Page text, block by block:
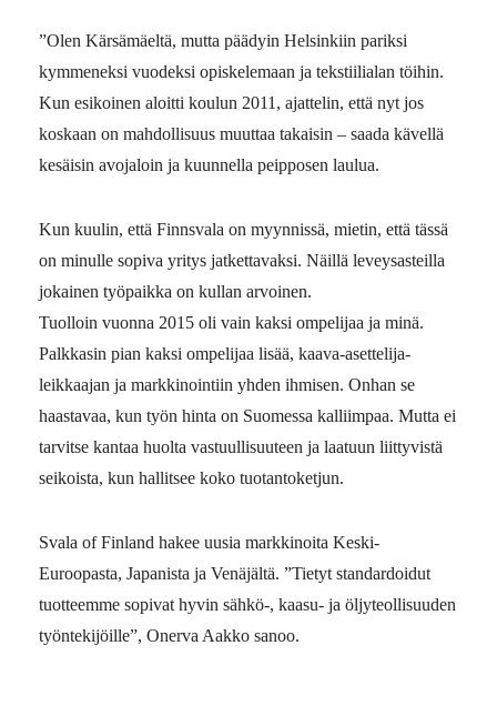
”Olen Kärsämäeltä, mutta päädyin Helsinkiin pariksi
kymmeneksi vuodeksi opiskelemaan ja tekstiilialan töihin.
Kun esikoinen aloitti koulun 2011, ajattelin, että nyt jos
koskaan on mahdollisuus muuttaa takaisin – saada kävellä
kesäisin avojaloin ja kuunnella peipposen laulua.
Kun kuulin, että Finnsvala on myynnissä, mietin, että tässä
on minulle sopiva yritys jatkettavaksi. Näillä leveysasteilla
jokainen työpaikka on kullan arvoinen.
Tuolloin vuonna 2015 oli vain kaksi ompelijaa ja minä.
Palkkasin pian kaksi ompelijaa lisää, kaava-asettelija-
leikkaajan ja markkinointiin yhden ihmisen. Onhan se
haastavaa, kun työn hinta on Suomessa kalliimpaa. Mutta ei
tarvitse kantaa huolta vastuullisuuteen ja laatuun liittyvistä
seikoista, kun hallitsee koko tuotantoketjun.
Svala of Finland ­hakee ­uusia markkinoita Keski-
Euroopasta, Japanista ja ­Venäjältä. ”Tietyt ­standardoidut
tuotteemme sopivat hyvin sähkö-, kaasu- ja öljy­teollisuuden
­työn­tekijöille”, Onerva Aakko sanoo.